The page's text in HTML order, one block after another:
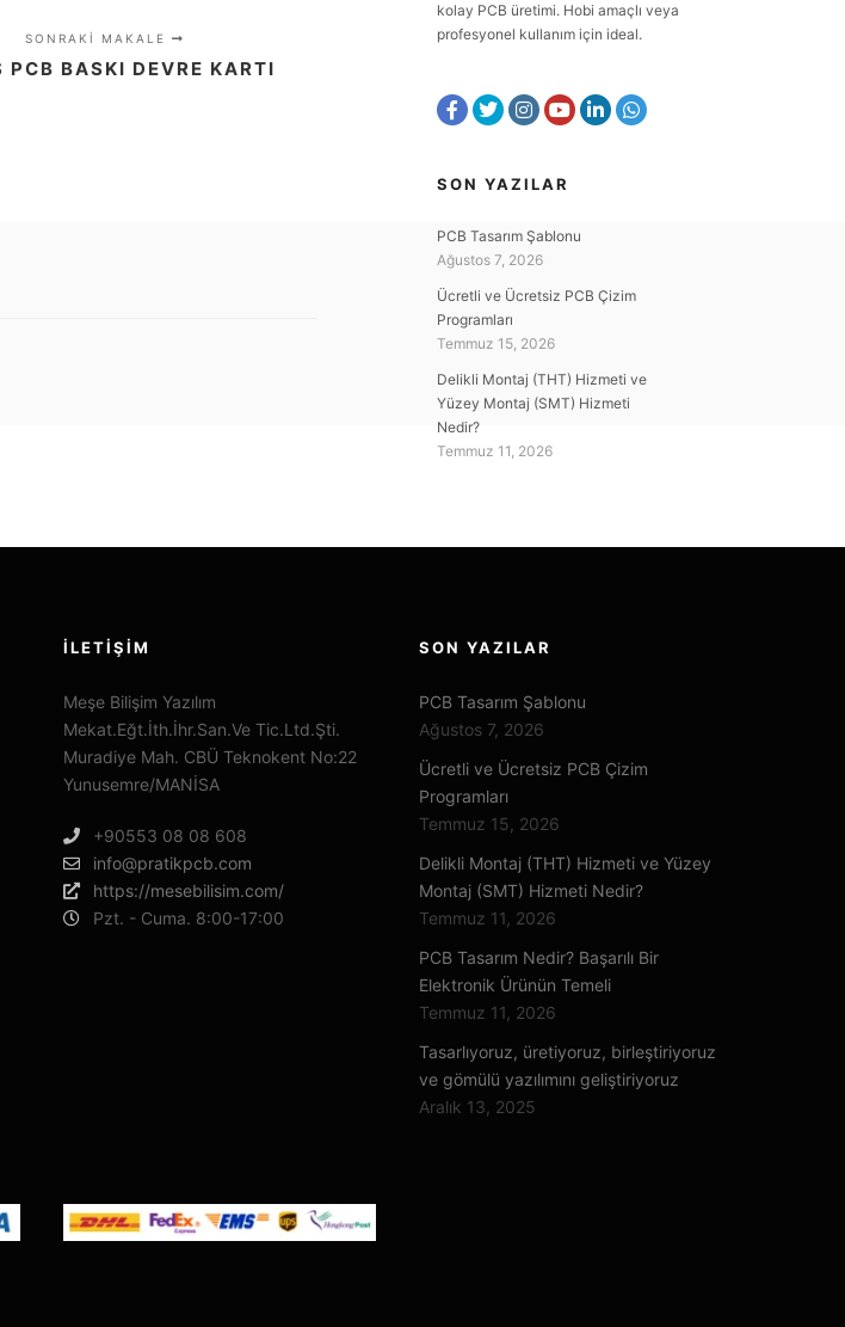
SONRAKI MAKALE
PCB BASKI DEVRE KARTI
kolay PCB üretimi. Hobi amaçlı veya
profesyonel kullanım için ideal.
SON YAZILAR
PCB Tasarım Şablonu
Ağustos 7, 2026
Ücretli ve Ücretsiz PCB Çizim
Programları
Temmuz 15, 2026
Delikli Montaj (THT) Hizmeti ve
Yüzey Montaj (SMT) Hizmeti
Nedir?
Temmuz 11, 2026
İLETIŞIM
Meşe Bilişim Yazılım
Mekat.Eğt.İth.İhr.San.Ve Tic.Ltd.Şti.
Muradiye Mah. CBÜ Teknokent No:22
Yunusemre/MANİSA
+90553 08 08 608
info@pratikpcb.com
https://mesebilisim.com/
Pzt. - Cuma. 8:00-17:00
SON YAZILAR
PCB Tasarım Şablonu
Ağustos 7, 2026
Ücretli ve Ücretsiz PCB Çizim
Programları
Temmuz 15, 2026
Delikli Montaj (THT) Hizmeti ve Yüzey
Montaj (SMT) Hizmeti Nedir?
Temmuz 11, 2026
PCB Tasarım Nedir? Başarılı Bir
Elektronik Ürünün Temeli
Temmuz 11, 2026
Tasarlıyoruz, üretiyoruz, birleştiriyoruz
ve gömülü yazılımını geliştiriyoruz
Aralık 13, 2025